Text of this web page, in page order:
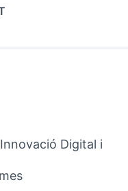
Digital i